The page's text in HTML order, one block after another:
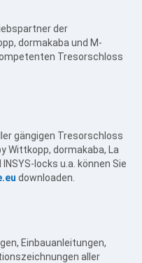
der
dormakaba und M-
Tresorschloss
gängigen Tresorschloss
Wittkopp, dormakaba, La
INSYS-locks u.a. können Sie
downloaden.
Einbauanleitungen,
aller